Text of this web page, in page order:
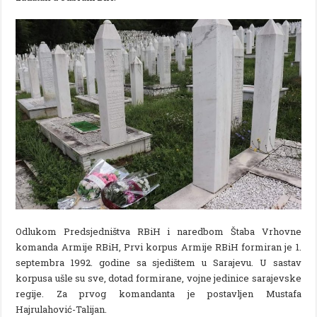
Odlukom Predsjedništva RBiH i naredbom Štaba Vrhovne
komanda Armije RBiH, Prvi korpus Armije RBiH formiran je 1.
septembra 1992. godine sa sjedištem u Sarajevu. U sastav
korpusa ušle su sve, dotad formirane, vojne jedinice sarajevske
regije. Za prvog komandanta je postavljen Mustafa
Hajrulahović-Talijan.